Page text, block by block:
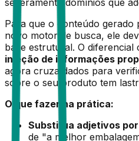
severamente domínios que
Para que o conteúdo gerado
novo motor de busca, ele
base estrutural. O diferencial
injeção de informações
agora cruza dados para
sobre o seu produto tem
O que fazer na prática:
Substitua adjetivos
de "a melhor